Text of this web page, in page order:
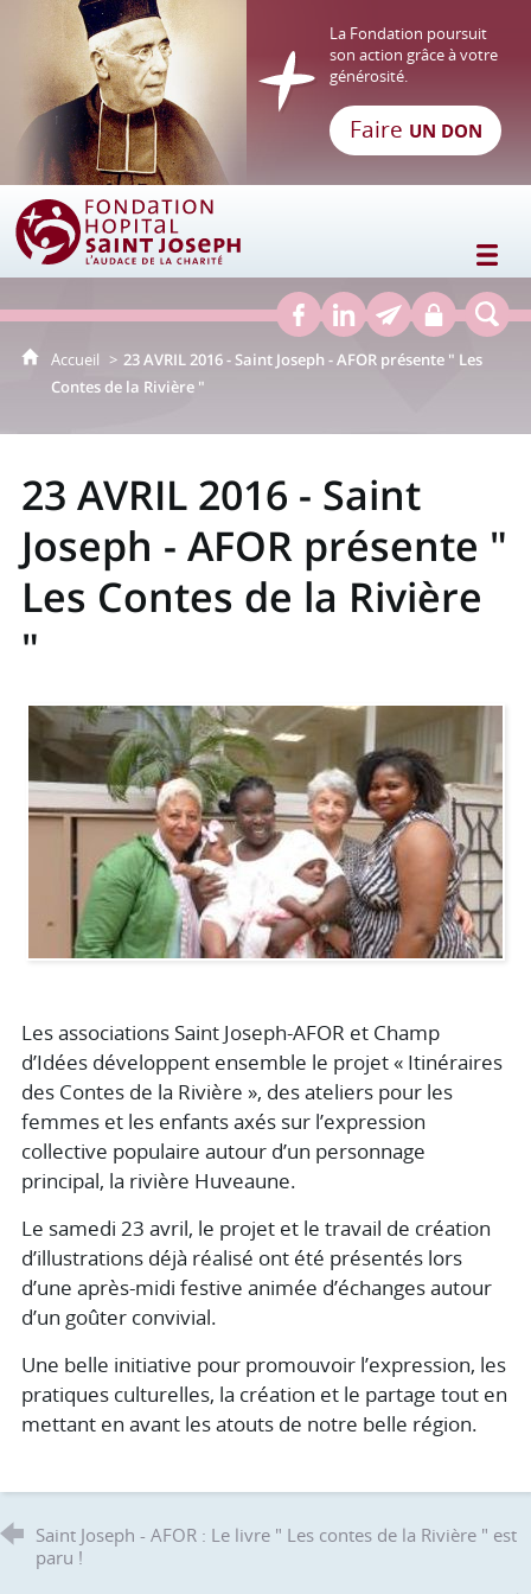
Fondation Hôpital Saint Joseph
La Fondation poursuit
son action grâce à votre
générosité.
Faire UN DON
Accueil
23 AVRIL 2016 - Saint Joseph - AFOR présente " Les
Contes de la Rivière "
23 AVRIL 2016 - Saint
Joseph - AFOR présente "
Les Contes de la Rivière
"
Les associations Saint Joseph-AFOR et Champ
d’Idées développent ensemble le projet « Itinéraires
des Contes de la Rivière », des ateliers pour les
femmes et les enfants axés sur l’expression
collective populaire autour d’un personnage
principal, la rivière Huveaune.
Le samedi 23 avril, le projet et le travail de création
d’illustrations déjà réalisé ont été présentés lors
d’une après-midi festive animée d’échanges autour
d’un goûter convivial.
Une belle initiative pour promouvoir l’expression, les
pratiques culturelles, la création et le partage tout en
mettant en avant les atouts de notre belle région.
Saint Joseph - AFOR : Le livre " Les contes de la Rivière " est
paru !